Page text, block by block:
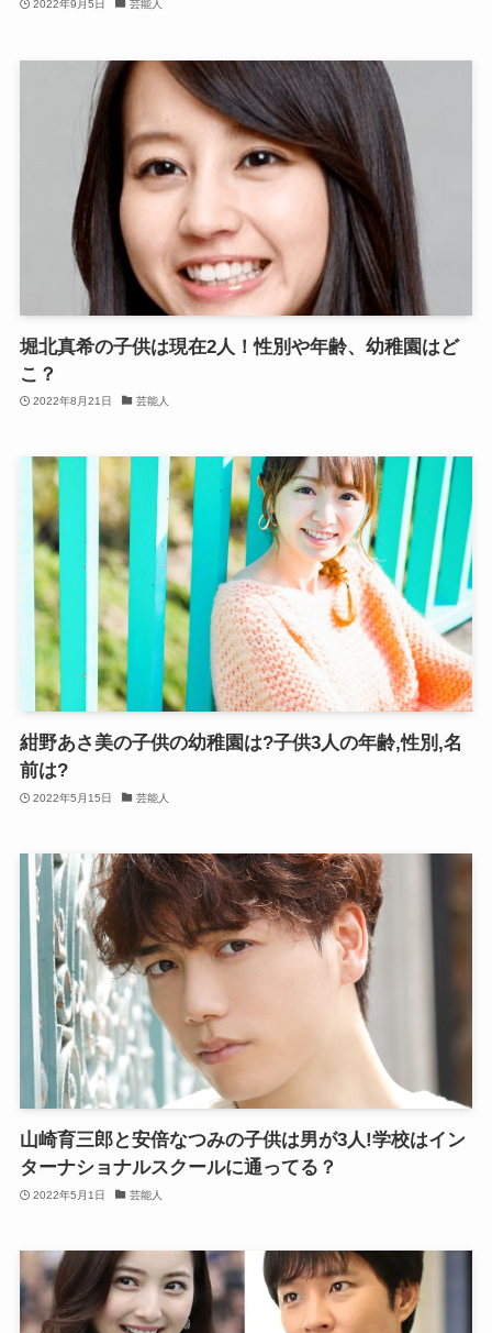
2022年9月5日 芸能人
堀北真希の子供は現在2人！性別や年齢、幼稚園はど
こ？
2022年8月21日 芸能人
紺野あさ美の子供の幼稚園は?子供3人の年齢,性別,名
前は?
2022年5月15日 芸能人
山崎育三郎と安倍なつみの子供は男が3人!学校はイン
ターナショナルスクールに通ってる？
2022年5月1日 芸能人